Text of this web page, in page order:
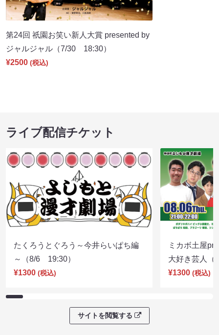
第24回 祇園お笑い新人大賞 presented by
ジャルジャル（7/30 18:30）
¥2500 (税込)
ライブ配信チケット
たくろうとぐろう～今井らいぱち編
～（8/6 19:30）
¥1300 (税込)
ミカボ土屋
大好き芸人
¥1300 (税込)
サイトを閲覧する